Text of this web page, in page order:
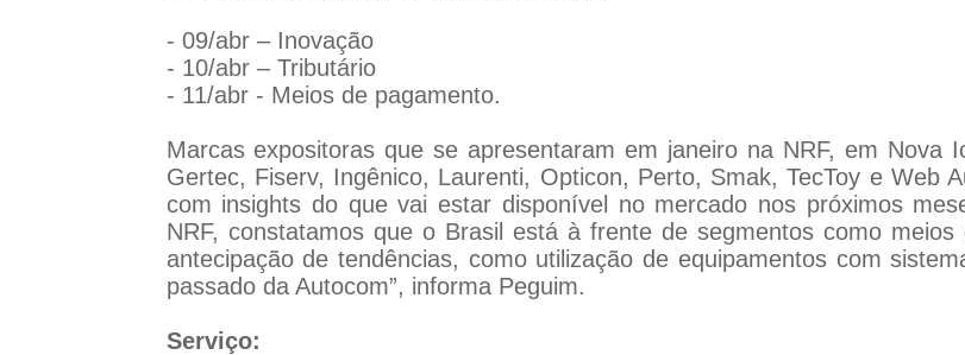
- 09/abr – Inovação
- 10/abr – Tributário
- 11/abr - Meios de pagamento.
Marcas expositoras que se apresentaram em janeiro na NRF, em Nova
Gertec, Fiserv, Ingênico, Laurenti, Opticon, Perto, Smak, TecToy e Web
com insights do que vai estar disponível no mercado nos próximos
NRF, constatamos que o Brasil está à frente de segmentos como
antecipação de tendências, como utilização de equipamentos com
passado da Autocom”, informa Peguim.
Serviço: